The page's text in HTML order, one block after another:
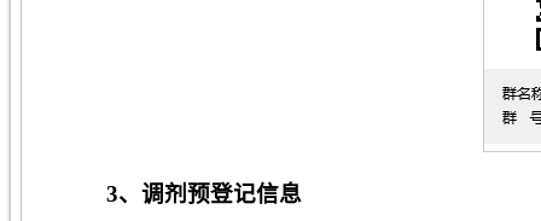
3、调剂预登记信息